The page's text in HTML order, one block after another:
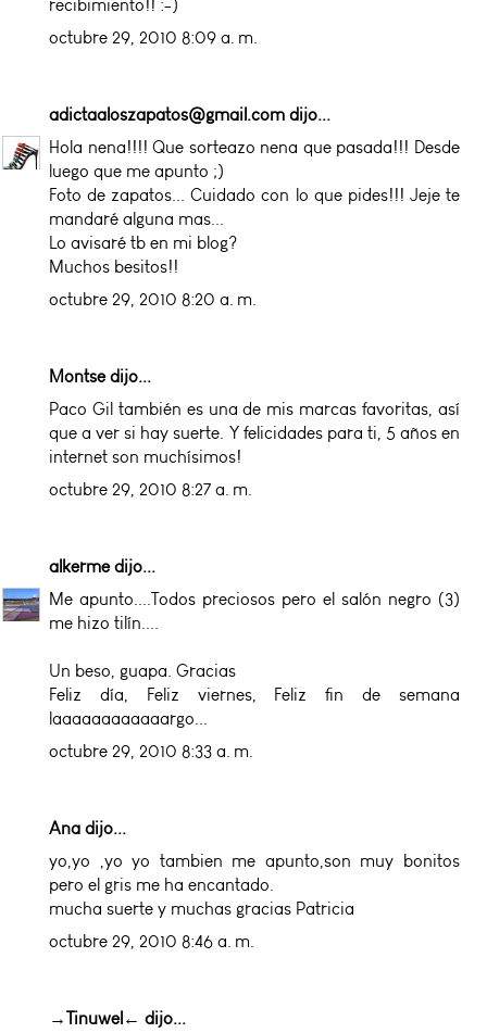
recibimiento!! :-)
octubre 29, 2010 8:09 a. m.
adictaaloszapatos@gmail.com dijo...
Hola nena!!!! Que sorteazo nena que pasada!!! Desde
luego que me apunto ;)
Foto de zapatos... Cuidado con lo que pides!!! Jeje te
mandaré alguna mas...
Lo avisaré tb en mi blog?
Muchos besitos!!
octubre 29, 2010 8:20 a. m.
Montse dijo...
Paco Gil también es una de mis marcas favoritas, así
que a ver si hay suerte. Y felicidades para ti, 5 años en
internet son muchísimos!
octubre 29, 2010 8:27 a. m.
alkermedijo...
Me apunto....Todos preciosos pero el salón negro (3)
me hizo tilín....
Un beso, guapa. Gracias
Feliz día, Feliz viernes, Feliz fin de semana
laaaaaaaaaaaargo...
octubre 29, 2010 8:33 a. m.
Ana dijo...
yo,yo ,yo yo tambien me apunto,son muy bonitos
pero el gris me ha encantado.
mucha suerte y muchas gracias Patricia
octubre 29, 2010 8:46 a. m.
→Tinuwel← dijo...